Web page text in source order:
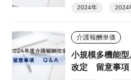
2024年 2024
介護報酬単価
小規模多機能
改定 留意事項